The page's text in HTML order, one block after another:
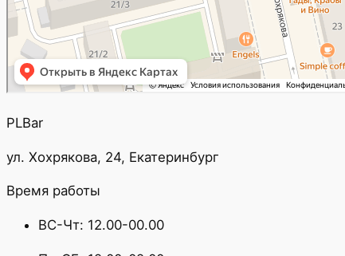
PLBar
ул. Хохрякова, 24, Екатеринбург
Время работы
ВС-Чт: 12.00-00.00